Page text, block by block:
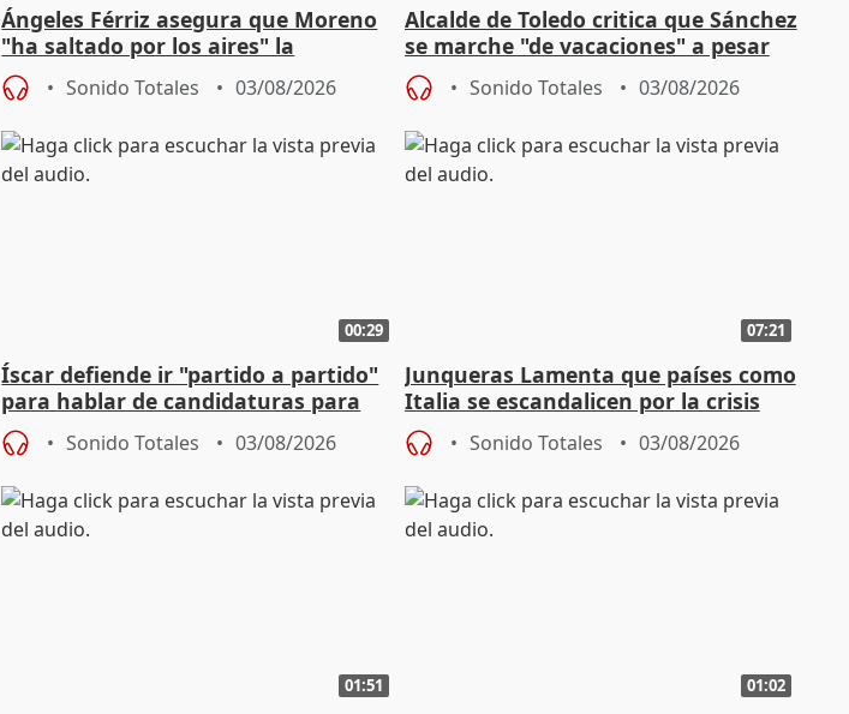
Ángeles Férriz asegura que Moreno
"ha saltado por los aires" la
negociación tras acuerdo con SMA
Sonido Totales 03/08/2026
Alcalde de Toledo critica que Sánchez
se marche "de vacaciones" a pesar
de la crisis migratoria
Sonido Totales 03/08/2026
00:29
Íscar defiende ir "partido a partido"
para hablar de candidaturas para
2027
Sonido Totales 03/08/2026
07:21
Junqueras Lamenta que países como
Italia se escandalicen por la crisis
migratoria
Sonido Totales 03/08/2026
01:51 01:02